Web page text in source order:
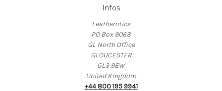
Infos
Leatherotics
PO Box 9068
GL North Office
GLOUCESTER
GL3 9EW
United Kingdom
+44 800 195 9941